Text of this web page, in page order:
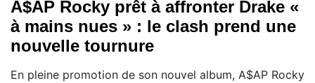
A$AP Rocky prêt à affronter Drake «
à mains nues » : le clash prend une
nouvelle tournure
En pleine promotion de son nouvel album, A$AP Rocky